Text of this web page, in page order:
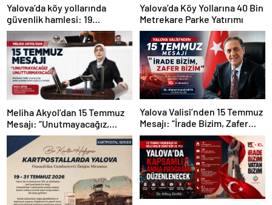
Yalova’da köy yollarında
güvenlik hamlesi: 19
kilometrelik çalışma hedefi
Yalova’da Köy Yollarına 40 Bin
Metrekare Parke Yatırımı
Meliha Akyol’dan 15 Temmuz
Mesajı: “Unutmayacağız,
Unutturmayacağız”
Yalova Valisi’nden 15 Temmuz
Mesajı: “İrade Bizim, Zafer
Bizim”